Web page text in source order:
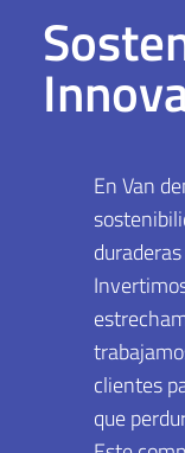
En Van
clientes
que